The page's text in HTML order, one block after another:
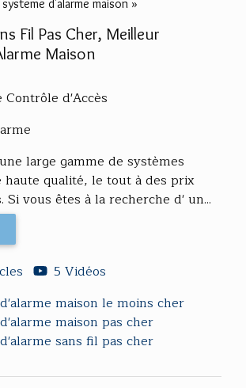
d'alarme maison »
Fil Pas Cher, Meilleur
Maison
Contrôle d'Accès
large gamme de systèmes
haute qualité, le tout à des prix
Si vous êtes à la recherche d' un...
5 Vidéos
maison le moins cher
maison pas cher
sans fil pas cher